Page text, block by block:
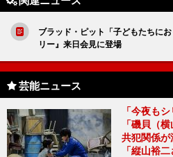
ブラッド・ピット「子どもたちに
リー』来日会見に登場
芸能ニュース
「今夜も
「磯貝（
共犯関係が
「縦山裕